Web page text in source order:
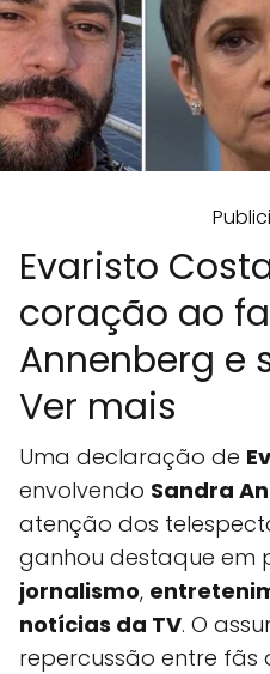
Evaristo
coração ao
Annenberg e
Ver mais
Uma declaração de
envolvendo Sandra
atenção dos
ganhou destaque em
jornalismo,
notícias da TV. O
repercussão entre fãs